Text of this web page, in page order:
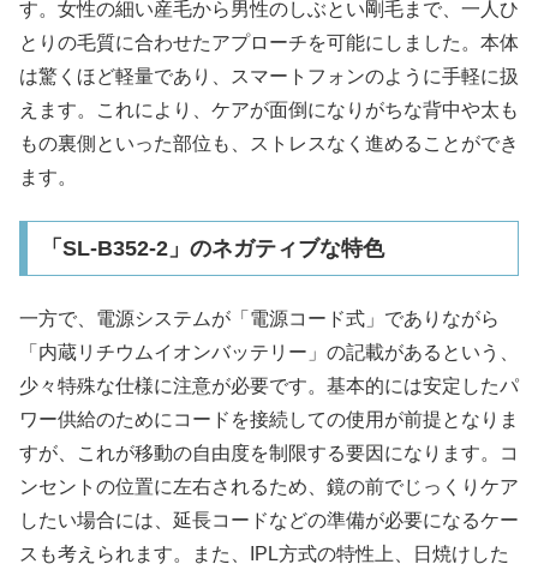
す。女性の細い産毛から男性のしぶとい剛毛まで、一人ひ
とりの毛質に合わせたアプローチを可能にしました。本体
は驚くほど軽量であり、スマートフォンのように手軽に扱
えます。これにより、ケアが面倒になりがちな背中や太も
もの裏側といった部位も、ストレスなく進めることができ
ます。
「SL-B352-2」のネガティブな特色
一方で、電源システムが「電源コード式」でありながら
「内蔵リチウムイオンバッテリー」の記載があるという、
少々特殊な仕様に注意が必要です。基本的には安定したパ
ワー供給のためにコードを接続しての使用が前提となりま
すが、これが移動の自由度を制限する要因になります。コ
ンセントの位置に左右されるため、鏡の前でじっくりケア
したい場合には、延長コードなどの準備が必要になるケー
スも考えられます。また、IPL方式の特性上、日焼けした